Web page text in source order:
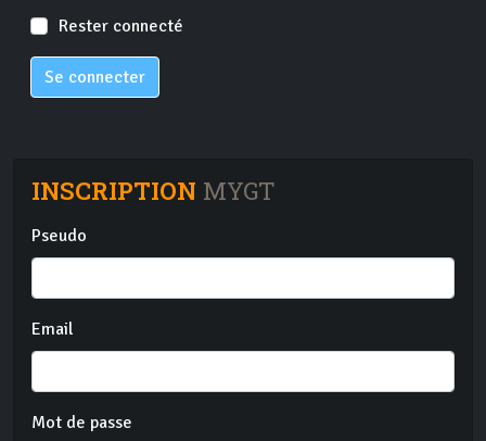
Rester connecté
Se connecter
INSCRIPTION MYGT
Pseudo
Email
Mot de passe